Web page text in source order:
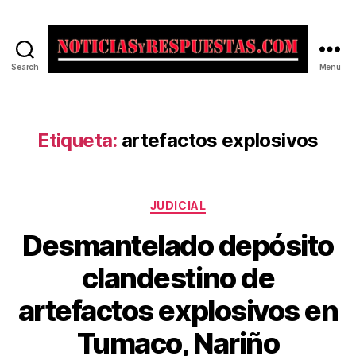
Search Menú
Etiqueta: artefactos explosivos
Categorías
JUDICIAL
Desmantelado depósito
clandestino de
artefactos explosivos en
Tumaco, Nariño